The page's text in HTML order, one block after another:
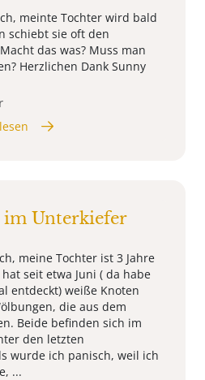
meinte Tochter wird bald
schiebt sie oft den
das was? Muss man
Herzlichen Dank Sunny
im Unterkiefer
meine Tochter ist 3 Jahre
seit etwa Juni ( da habe
entdeckt) weiße Knoten
die aus dem
Beide befinden sich im
den letzten
wurde ich panisch, weil ich
...